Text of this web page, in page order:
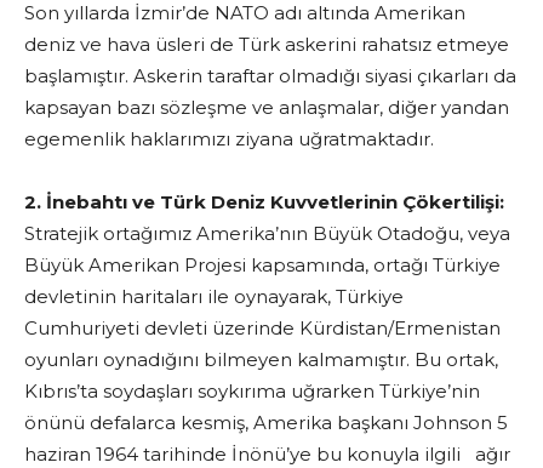
Son yıllarda İzmir’de NATO adı altında Amerikan
deniz ve hava üsleri de Türk askerini rahatsız etmeye
başlamıştır. Askerin taraftar olmadığı siyasi çıkarları da
kapsayan bazı sözleşme ve anlaşmalar, diğer yandan
egemenlik haklarımızı ziyana uğratmaktadır.
2. İnebahtı ve Türk Deniz Kuvvetlerinin Çökertilişi:
Stratejik ortağımız Amerika’nın Büyük Otadoğu, veya
Büyük Amerikan Projesi kapsamında, ortağı Türkiye
devletinin haritaları ile oynayarak, Türkiye
Cumhuriyeti devleti üzerinde Kürdistan/Ermenistan
oyunları oynadığını bilmeyen kalmamıştır. Bu ortak,
Kıbrıs’ta soydaşları soykırıma uğrarken Türkiye’nin
önünü defalarca kesmiş, Amerika başkanı Johnson 5
haziran 1964 tarihinde İnönü’ye bu konuyla ilgili ağır